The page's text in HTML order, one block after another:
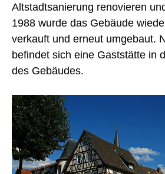
Altstadtsanierung renovieren
1988 wurde das Gebäude
verkauft und erneut umgebaut.
befindet sich eine Gaststätte in
des Gebäudes.